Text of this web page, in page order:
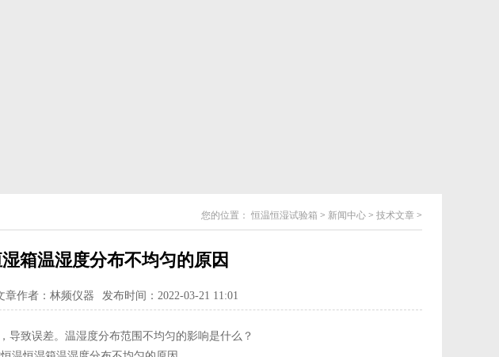
您的位置： 恒温恒湿试验箱 > 新闻中心 > 技术文章 >
箱温湿度分布不均匀的原因
章作者：林频仪器 发布时间：2022-03-21 11:01
导致误差。温湿度分布范围不均匀的影响是什么？